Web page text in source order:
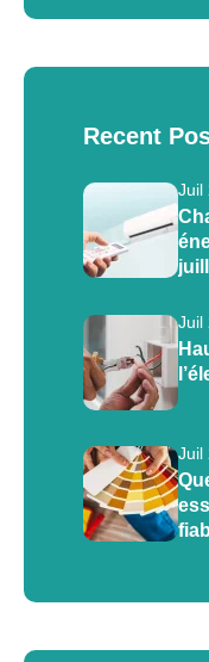
Recent
Juil
Juil
Juil